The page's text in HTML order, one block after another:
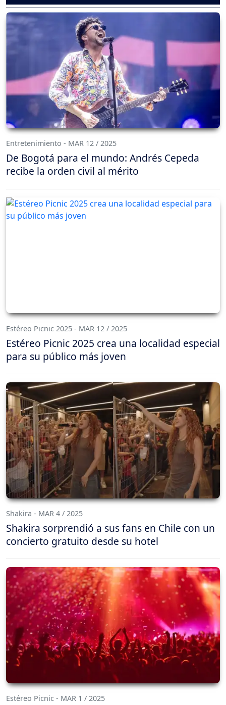
Entretenimiento - MAR 12 / 2025
De Bogotá para el mundo: Andrés Cepeda
recibe la orden civil al mérito
Estéreo Picnic 2025 - MAR 12 / 2025
Estéreo Picnic 2025 crea una localidad especial
para su público más joven
Shakira - MAR 4 / 2025
Shakira sorprendió a sus fans en Chile con un
concierto gratuito desde su hotel
Estéreo Picnic - MAR 1 / 2025